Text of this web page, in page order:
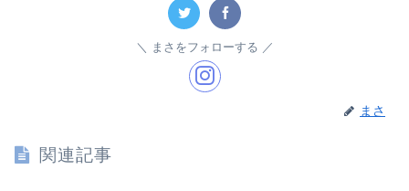
まさをフォローする
まさ
関連記事